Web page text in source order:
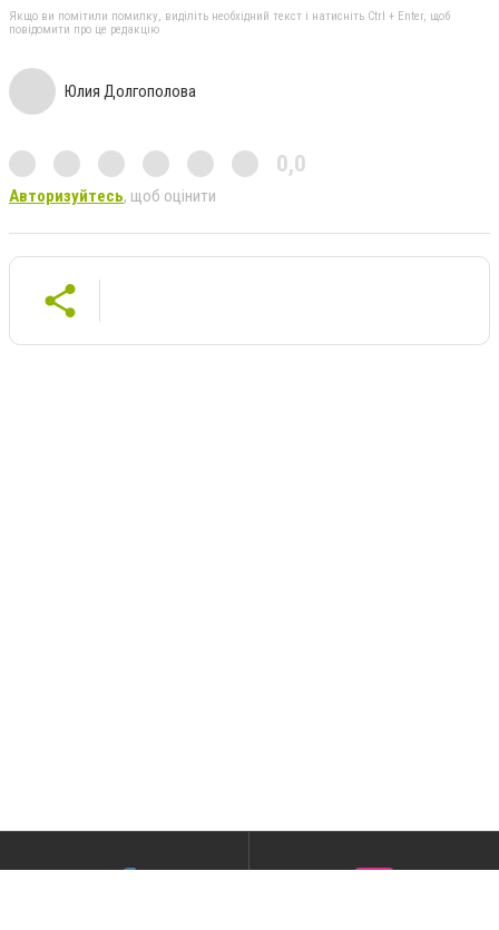
Якщо ви помітили помилку, виділіть необхідний текст і натисніть Ctrl + Enter, щоб
повідомити про це редакцію
Юлия Долгополова
0,0
Авторизуйтесь, щоб оцінити